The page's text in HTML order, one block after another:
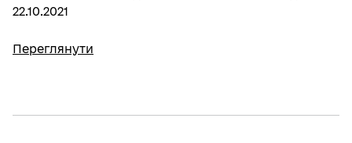
22.10.2021
Переглянути